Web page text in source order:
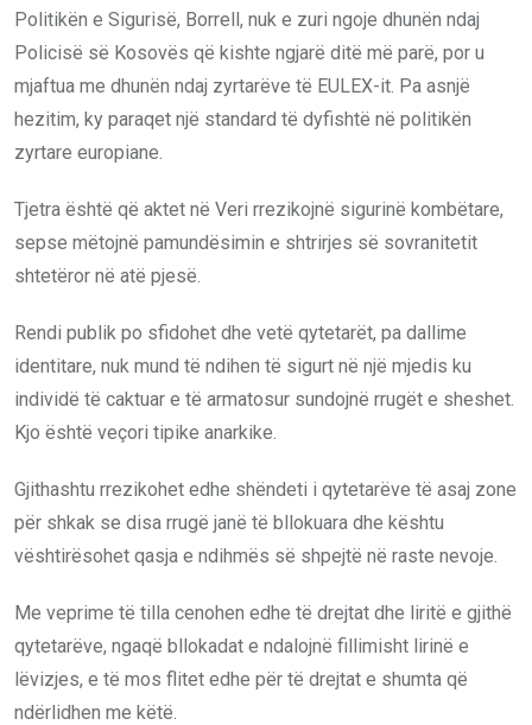
Politikën e Sigurisë, Borrell, nuk e zuri ngoje dhunën ndaj
Policisë së Kosovës që kishte ngjarë ditë më parë, por u
mjaftua me dhunën ndaj zyrtarëve të EULEX-it. Pa asnjë
hezitim, ky paraqet një standard të dyfishtë në politikën
zyrtare europiane.
Tjetra është që aktet në Veri rrezikojnë sigurinë kombëtare,
sepse mëtojnë pamundësimin e shtrirjes së sovranitetit
shtetëror në atë pjesë.
Rendi publik po sfidohet dhe vetë qytetarët, pa dallime
identitare, nuk mund të ndihen të sigurt në një mjedis ku
individë të caktuar e të armatosur sundojnë rrugët e sheshet.
Kjo është veçori tipike anarkike.
Gjithashtu rrezikohet edhe shëndeti i qytetarëve të asaj zone
për shkak se disa rrugë janë të bllokuara dhe kështu
vështirësohet qasja e ndihmës së shpejtë në raste nevoje.
Me veprime të tilla cenohen edhe të drejtat dhe liritë e gjithë
qytetarëve, ngaqë bllokadat e ndalojnë fillimisht lirinë e
lëvizjes, e të mos flitet edhe për të drejtat e shumta që
ndërlidhen me këtë.